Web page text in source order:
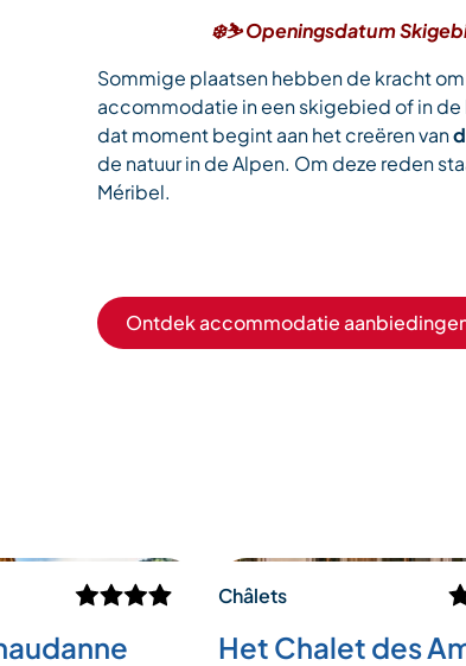
❄️⛷️ Openingsdatum
Sommige plaatsen hebben de kracht
accommodatie in een skigebied of in
dat moment begint aan het creëren van
de natuur in de Alpen. Om deze reden
Méribel.
Ontdek accommodatie
Châlets
Het Chalet des